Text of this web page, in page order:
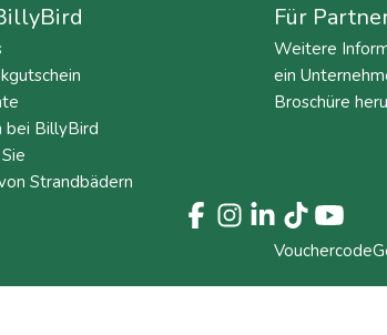
bei BillyBird
Strandbädern
Für
Weitere
ein
Broschüre
Vouchercode